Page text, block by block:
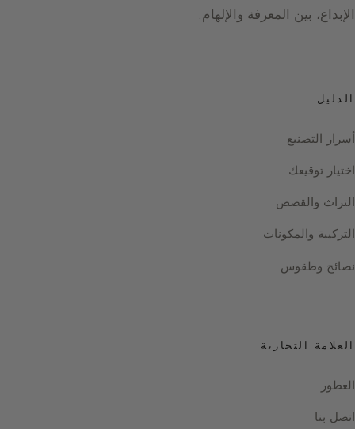
الإبداع، بين المعرفة والإلهام.
الدليل
أسرار التصنيع
اختيار توقيعك
التراث والقصص
التركيبة والمكونات
نصائح وطقوس
العلامة التجارية
العطور
اتصل بنا